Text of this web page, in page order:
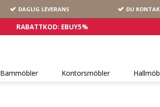
DAGLIG LEVERANS DU
RABATTKOD: EBUY5%
Barnmöbler Kontorsmöbler